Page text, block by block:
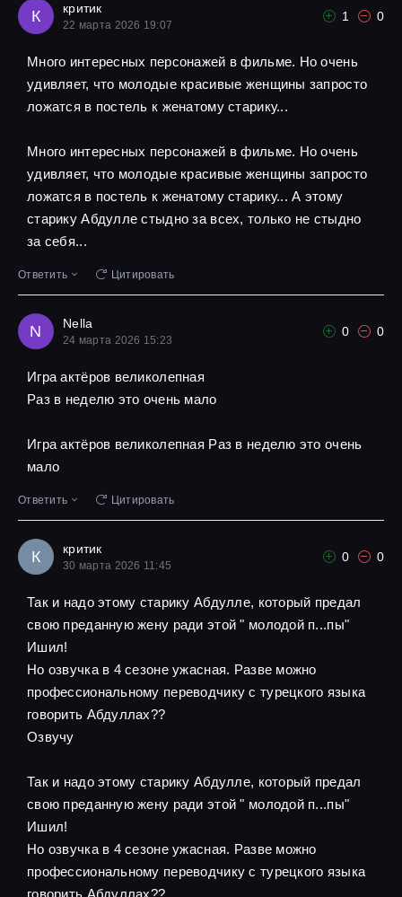
К критик
22 марта 2026 19:07
1 0
Много интересных персонажей в фильме. Но очень
удивляет, что молодые красивые женщины запросто
ложатся в постель к женатому старику...
Много интересных персонажей в фильме. Но очень
удивляет, что молодые красивые женщины запросто
ложатся в постель к женатому старику... А этому
старику Абдулле стыдно за всех, только не стыдно
за себя...
Ответить Цитировать
N Nella
24 марта 2026 15:23
0 0
Игра актёров великолепная
Pаз в неделю это очень мало
Игра актёров великолепная Pаз в неделю это очень
мало
Ответить Цитировать
К критик
30 марта 2026 11:45
0 0
Так и надо этому старику Абдулле, который предал
свою преданную жену ради этой " молодой п...пы"
Ишил!
Но озвучка в 4 сезоне ужасная. Разве можно
профессиональному переводчику с турецкого языка
говорить Абдуллах??
Озвучу
Так и надо этому старику Абдулле, который предал
свою преданную жену ради этой " молодой п...пы"
Ишил!
Но озвучка в 4 сезоне ужасная. Разве можно
профессиональному переводчику с турецкого языка
говорить Абдуллах??